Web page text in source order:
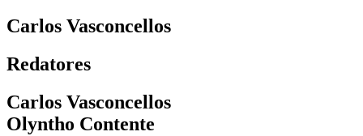
Carlos Vasconcellos
Redatores
Carlos Vasconcellos
Olyntho Contente